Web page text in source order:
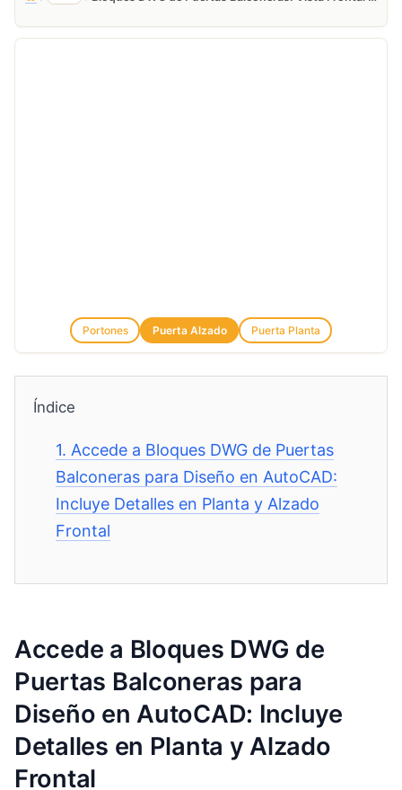
Portones Puerta Alzado Puerta Planta
Índice
1. Accede a Bloques DWG de Puertas
Balconeras para Diseño en AutoCAD:
Incluye Detalles en Planta y Alzado
Frontal
Accede a Bloques DWG de
Puertas Balconeras para
Diseño en AutoCAD: Incluye
Detalles en Planta y Alzado
Frontal